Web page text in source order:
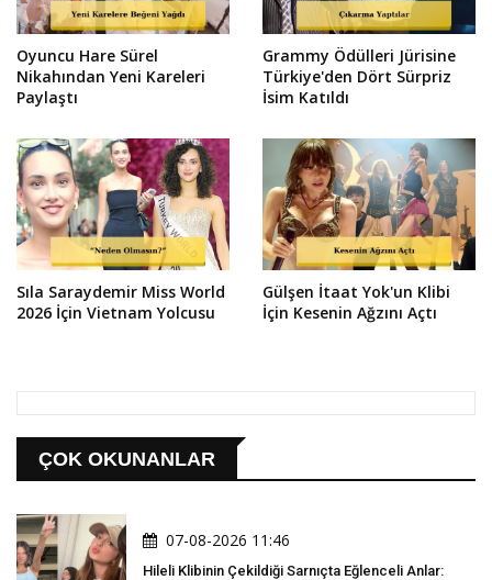
Oyuncu Hare Sürel
Nikahından Yeni Kareleri
Paylaştı
Grammy Ödülleri Jürisine
Türkiye'den Dört Sürpriz
İsim Katıldı
Sıla Saraydemir Miss World
2026 İçin Vietnam Yolcusu
Gülşen İtaat Yok'un Klibi
İçin Kesenin Ağzını Açtı
ÇOK OKUNANLAR
07-08-2026 11:46
Hileli Klibinin Çekildiği Sarnıçta Eğlenceli Anlar: